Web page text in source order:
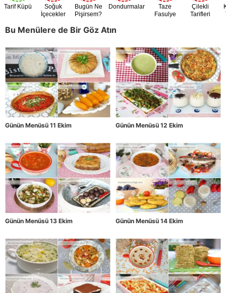
Tarif Küpü
Soğuk
İçecekler
Bugün Ne
Pişirsem?
Dondurmalar
Taze
Fasulye
Çilekli
Tarifleri
Bu Menülere de Bir Göz Atın
Günün Menüsü 11 Ekim Günün Menüsü 12 Ekim
Günün Menüsü 13 Ekim Günün Menüsü 14 Ekim